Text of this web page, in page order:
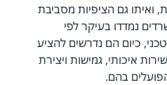
ואיתו גם הציפיות מסביבת
נמדדו בעיקר לפי
כיום הם נדרשים להציע
איכותי, גמישות ויצירת
בהם.